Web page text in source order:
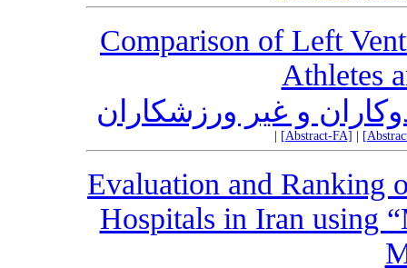
Comparison of Left
Athletes
و غیر ورزشکاران
[Abstract-FA]
Evaluation and Ranking
Hospitals in Iran using